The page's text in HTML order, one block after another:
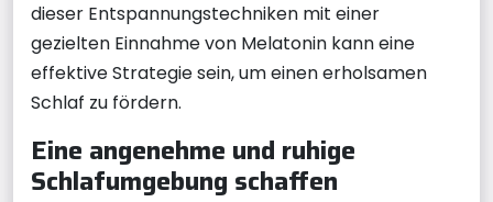
dieser Entspannungstechniken mit einer
gezielten Einnahme von Melatonin kann eine
effektive Strategie sein, um einen erholsamen
Schlaf zu fördern.
Eine angenehme und ruhige
Schlafumgebung schaffen